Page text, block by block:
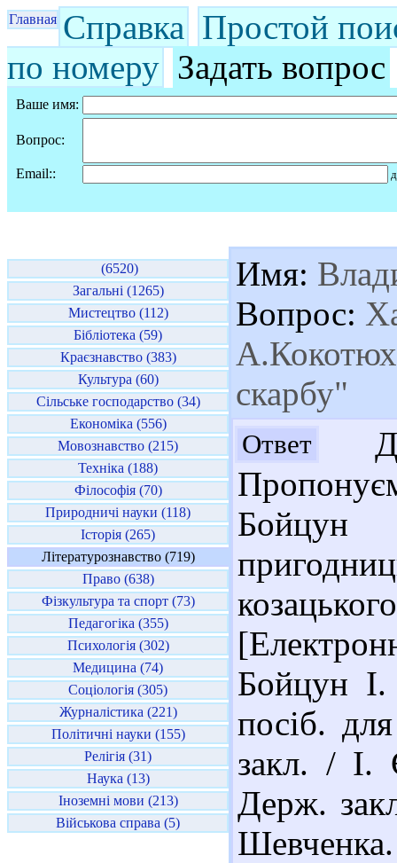
Главная Справка Простой
по номеру Задать вопрос
Ваше имя:
Вопрос:
Email::
(6520)
Загальні (1265)
Мистецтво (112)
Бібліотека (59)
Краєзнавство (383)
Культура (60)
Сільське господарство (34)
Економіка (556)
Мовознавство (215)
Техніка (188)
Філософія (70)
Природничі науки (118)
Історія (265)
Літературознавство (719)
Право (638)
Фізкультура та спорт (73)
Педагогіка (355)
Психологія (302)
Медицина (74)
Соціологія (305)
Журналістика (221)
Політичні науки (155)
Релігія (31)
Наука (13)
Іноземні мови (213)
Військова справа (5)
Имя:
Вопрос:
скарбу"
Ответ
Бойцун
Бойцун
посіб.
закл. / І.
Держ.